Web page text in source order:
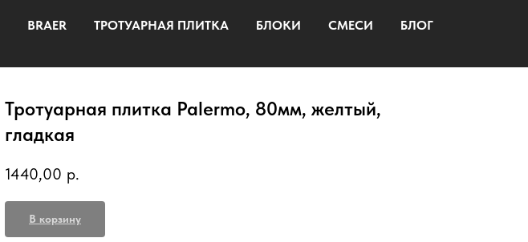
BRAER ТРОТУАРНАЯ ПЛИТКА БЛОКИ СМЕСИ
БЛОГ
Тротуарная плитка Palermo, 80мм, желтый,
гладкая
1440,00 р.
В корзину